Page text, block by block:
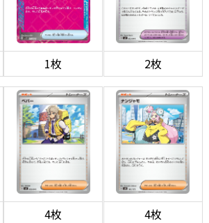
1枚 2枚
4枚 4枚